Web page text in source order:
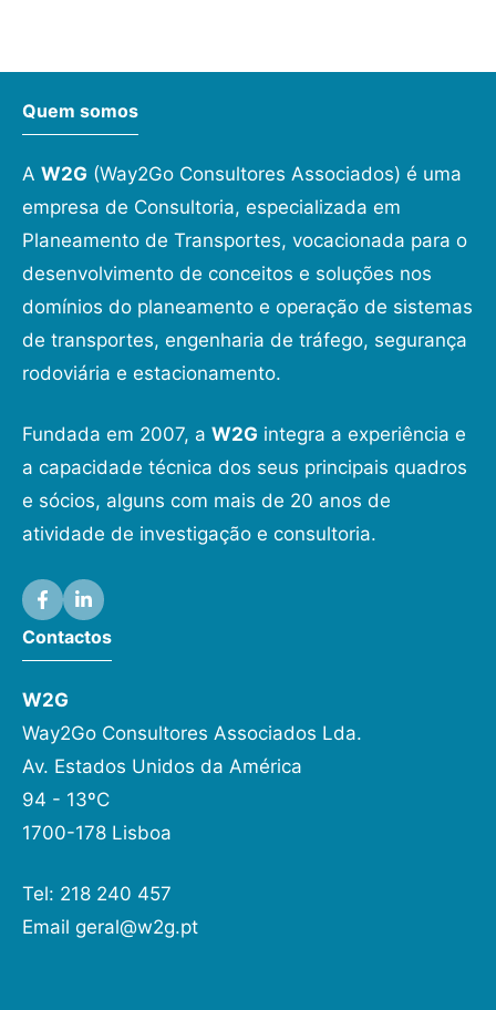
Quem somos
A W2G (Way2Go Consultores Associados) é uma
empresa de Consultoria, especializada em
Planeamento de Transportes, vocacionada para o
desenvolvimento de conceitos e soluções nos
domínios do planeamento e operação de sistemas
de transportes, engenharia de tráfego, segurança
rodoviária e estacionamento.
Fundada em 2007, a W2G integra a experiência e
a capacidade técnica dos seus principais quadros
e sócios, alguns com mais de 20 anos de
atividade de investigação e consultoria.
Contactos
W2G
Way2Go Consultores Associados Lda.
Av. Estados Unidos da América
94 - 13ºC
1700-178 Lisboa
Tel: 218 240 457
Email geral@w2g.pt